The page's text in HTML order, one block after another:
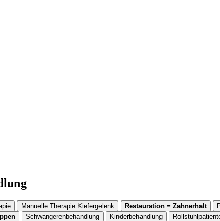
Manuelle Therapie Kiefergelenk Restauration = Zahnerhalt
Schwangerenbehandlung Kinderbehandlung